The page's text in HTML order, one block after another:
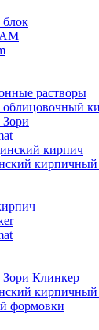
блок
растворы
облицовочный
Зори
кирпич
кирпичный
Зори Клинкер
кирпичный
формовки